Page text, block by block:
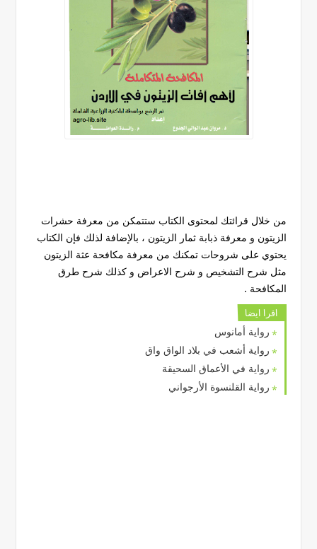
من خلال قرائتك لمحتوى الكتاب ستتمكن من معرفة حشرات
الزيتون و معرفة ذبابة ثمار الزيتون ، بالإضافة لذلك فإن الكتاب
يحتوي على شروحات تمكنك من معرفة مكافحة عثة الزيتون
مثل شرح التشخيص و شرح الاعراض و كذلك شرح طرق
المكافحة .
اقرا ايضا
رواية أمانوس
رواية أشعب في بلاد الواق واق
رواية في الأعماق السحيقة
رواية القلنسوة الأرجواني